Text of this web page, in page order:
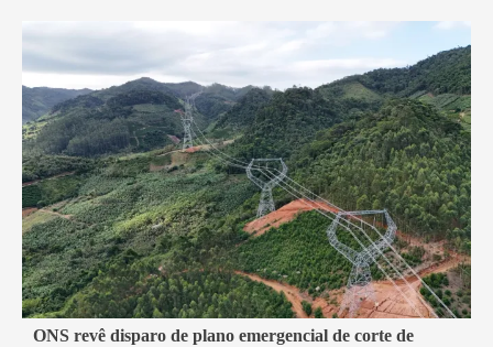
2 min read
ONS revê disparo de plano emergencial de corte de